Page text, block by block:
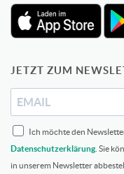
JETZT ZUM
Ich möchte den
Datenschutzerklärung . Sie
in unserem Newsletter